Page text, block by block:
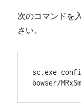
次のコマンドを
さい。
sc.exe
bowser/